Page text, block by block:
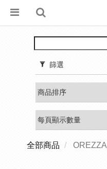
篩選
全部商品 OREZZA